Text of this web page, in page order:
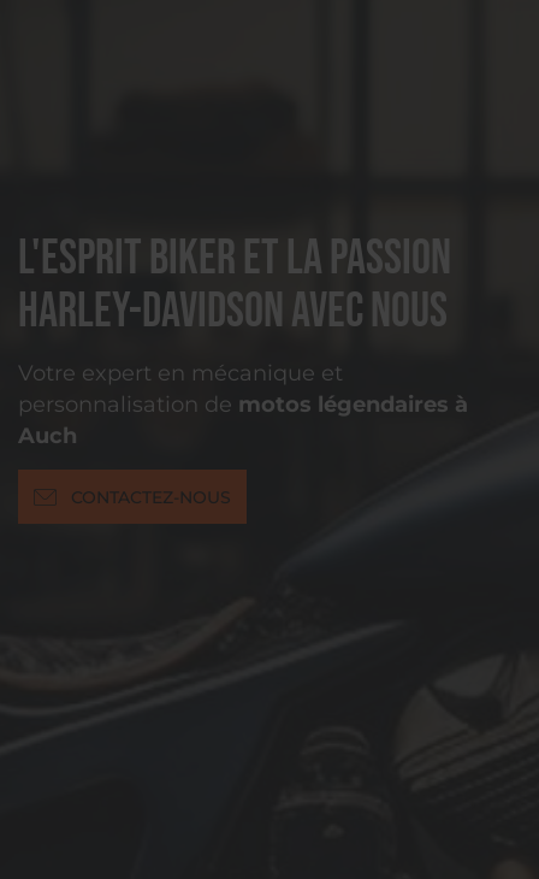
L'esprit biker et la passion
Harley-Davidson avec nous
Votre expert en mécanique et
personnalisation de motos légendaires à
Auch
CONTACTEZ-NOUS